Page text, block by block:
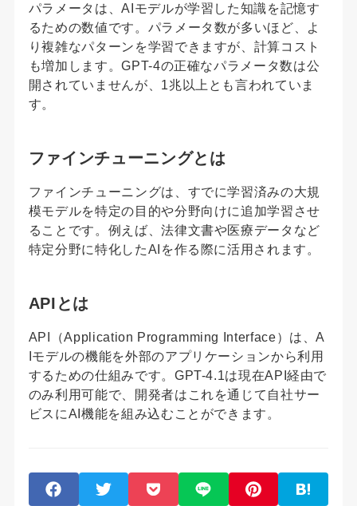
パラメータは、AIモデルが学習した知識を記憶す
るための数値です。パラメータ数が多いほど、よ
り複雑なパターンを学習できますが、計算コスト
も増加します。GPT-4の正確なパラメータ数は公
開されていませんが、1兆以上とも言われていま
す。
ファインチューニングとは
ファインチューニングは、すでに学習済みの大規
模モデルを特定の目的や分野向けに追加学習させ
ることです。例えば、法律文書や医療データなど
特定分野に特化したAIを作る際に活用されます。
APIとは
API（Application Programming Interface）は、A
Iモデルの機能を外部のアプリケーションから利用
するための仕組みです。GPT-4.1は現在API経由で
のみ利用可能で、開発者はこれを通じて自社サー
ビスにAI機能を組み込むことができます。